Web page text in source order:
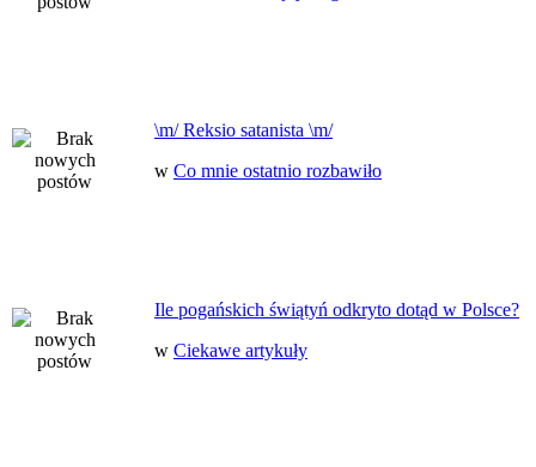
\m/ Reksio satanista \m/
w Co mnie ostatnio rozbawiło
Ile pogańskich świątyń odkryto dotąd w Polsce?
w Ciekawe artykuły